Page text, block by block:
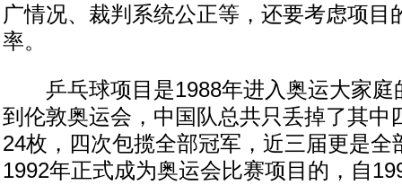
广情况、裁判系统公正等，还要考虑项目
率。
乒乓球项目是1988年进入奥运大家庭
到伦敦奥运会，中国队总共只丢掉了其中
24枚，四次包揽全部冠军，近三届更是全
1992年正式成为奥运会比赛项目的，自